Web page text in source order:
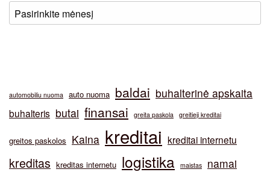
automobiliu nuoma auto nuoma baldai buhalterinė apskaita
buhalteris butai finansai greita paskola greitieji kreditai
greitos paskolos Kaina kreditai kreditai internetu
kreditas kreditas internetu logistika maistas
namai